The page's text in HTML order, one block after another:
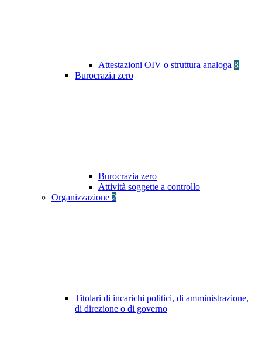
Attestazioni OIV o struttura analoga 8
Burocrazia zero
Burocrazia zero
Attività soggette a controllo
Organizzazione 2
Titolari di incarichi politici, di amministrazione,
di direzione o di governo